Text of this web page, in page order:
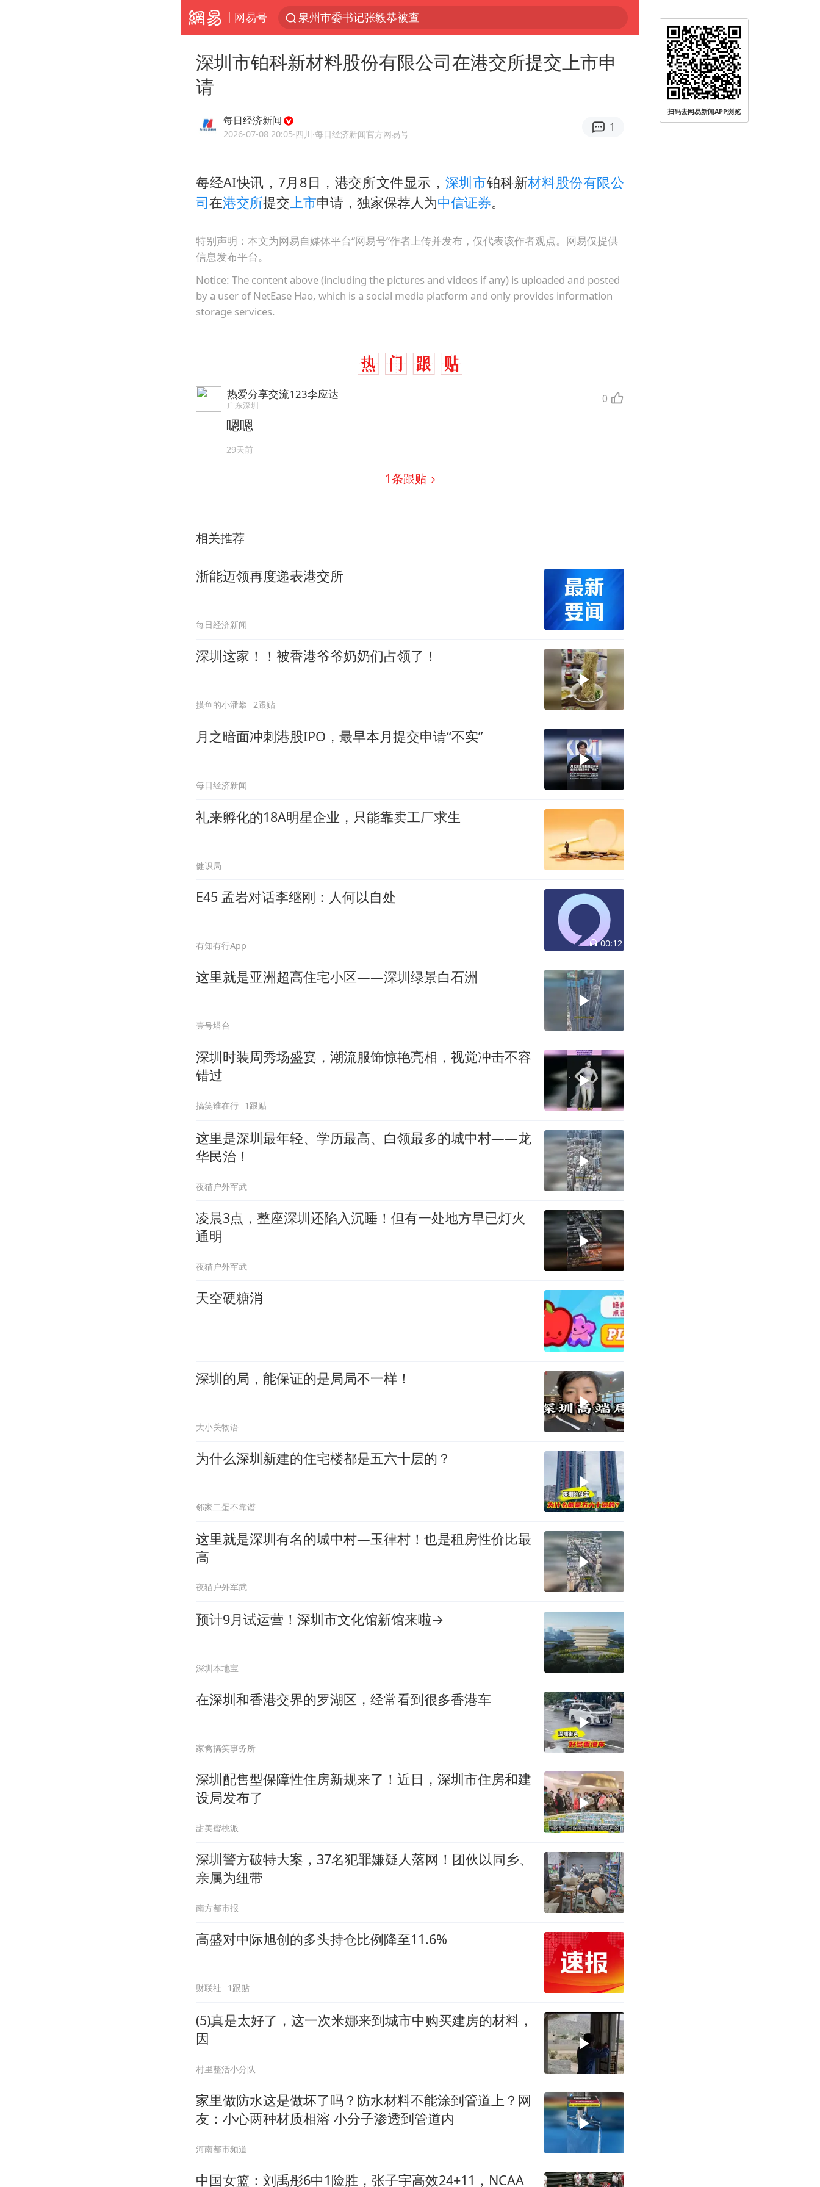
网易号
泉州市委书记张毅恭被查
国乒男单横滨冠军赛全军覆没
日本试射“战斧”导弹，国防部回应
台风白海豚中心风力增强
百花奖开幕式
我国外贸延续良好增长态势
国防部：中国军队坚决反制任何闹海挑衅图谋
女儿为争财产堵门阻挠父亲出殡
“今天得有40℃了吧 为啥还不预警”
立秋养生千万避开六大误区
深圳市铂科新材料股份有限公司在港交所提交上市申
请
每日经济新闻
2026-07-08 20:05·四川·每日经济新闻官方网易号
1
每经AI快讯，7月8日，港交所文件显示， 深圳市铂科新材料股份有限公
司在港交所提交上市申请，独家保荐人为中信证券。
特别声明：本文为网易自媒体平台“网易号”作者上传并发布，仅代表该作者观点。网易仅提供
信息发布平台。
Notice: The content above (including the pictures and videos if any) is uploaded and posted
by a user of NetEase Hao, which is a social media platform and only provides information
storage services.
热爱分享交流123李应达
广东深圳 0
嗯嗯
29天前
1条跟贴
相关推荐
浙能迈领再度递表港交所
每日经济新闻
深圳这家！！被香港爷爷奶奶们占领了！
摸鱼的小潘攀 2跟贴
月之暗面冲刺港股IPO，最早本月提交申请“不实”
每日经济新闻
礼来孵化的18A明星企业，只能靠卖工厂求生
健识局
E45 孟岩对话李继刚：人何以自处
有知有行App 00:12
这里就是亚洲超高住宅小区——深圳绿景白石洲
壹号塔台
深圳时装周秀场盛宴，潮流服饰惊艳亮相，视觉冲击不容
错过
搞笑谁在行 1跟贴
这里是深圳最年轻、学历最高、白领最多的城中村——龙
华民治！
夜猫户外军武
凌晨3点，整座深圳还陷入沉睡！但有一处地方早已灯火
通明
夜猫户外军武
天空硬糖消
深圳的局，能保证的是局局不一样！
大小关物语
为什么深圳新建的住宅楼都是五六十层的？
邻家二蛋不靠谱
这里就是深圳有名的城中村—玉律村！也是租房性价比最
高
夜猫户外军武
预计9月试运营！深圳市文化馆新馆来啦→
深圳本地宝
在深圳和香港交界的罗湖区，经常看到很多香港车
家禽搞笑事务所
深圳配售型保障性住房新规来了！近日，深圳市住房和建
设局发布了
甜美蜜桃派
深圳警方破特大案，37名犯罪嫌疑人落网！团伙以同乡、
亲属为纽带
南方都市报
高盛对中际旭创的多头持仓比例降至11.6%
财联社 1跟贴
(5)真是太好了，这一次米娜来到城市中购买建房的材料，
因
村里整活小分队
家里做防水这是做坏了吗？防水材料不能涂到管道上？网
友：小心两种材质相溶 小分子渗透到管道内
河南都市频道
中国女篮：刘禹彤6中1险胜，张子宇高效24+11，NCAA
扫码去网易新闻APP浏览